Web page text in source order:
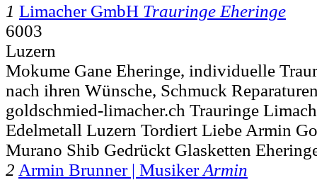
1 Limacher GmbH Trauringe Eheringe
6003
Luzern
Mokume Gane Eheringe, individuelle
nach ihren Wünsche, Schmuck
goldschmied-limacher.ch Trauringe
Edelmetall Luzern Tordiert Liebe Armin
Murano Shib Gedrückt Glasketten
2 Armin Brunner | MusikerArmin